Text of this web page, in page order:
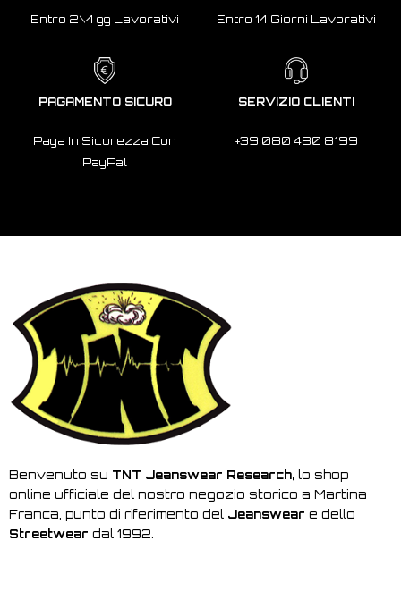
Entro 2\4 gg Lavorativi Entro 14 Giorni Lavorativi
PAGAMENTO SICURO
Paga In Sicurezza Con
PayPal
SERVIZIO CLIENTI
+39 080 480 8199
Benvenuto su TNT Jeanswear Research, lo shop
online ufficiale del nostro negozio storico a Martina
Franca, punto di riferimento del Jeanswear e dello
Streetwear dal 1992.